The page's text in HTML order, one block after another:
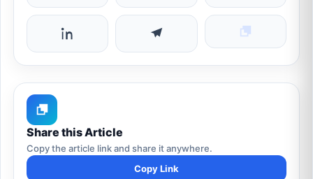
Share this Article
Copy the article link and share it anywhere.
Copy Link